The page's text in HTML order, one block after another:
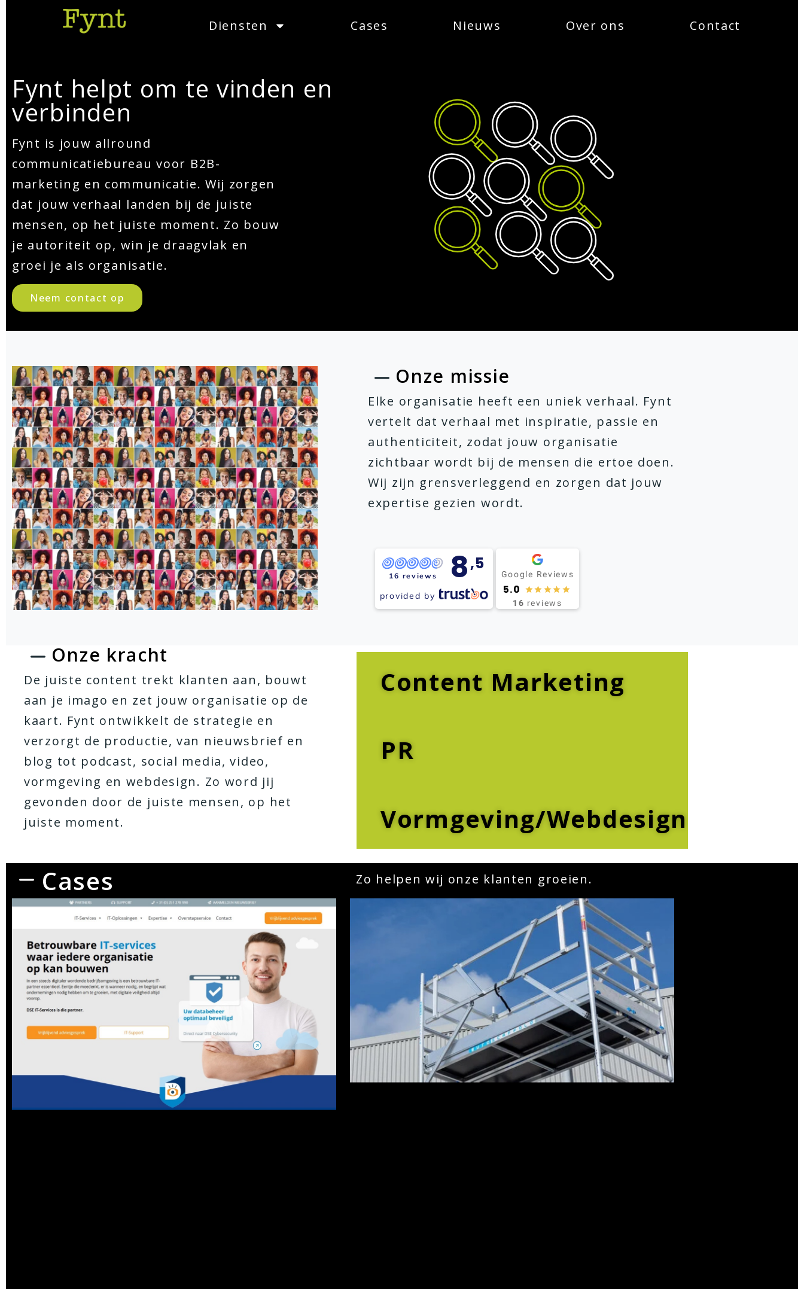
Diensten Cases Nieuws Over ons Contact
Fynt helpt om te vinden en
verbinden
Fynt is jouw allround
communicatiebureau voor B2B-
marketing en communicatie. Wij zorgen
dat jouw verhaal landen bij de juiste
mensen, op het juiste moment. Zo bouw
je autoriteit op, win je draagvlak en
groei je als organisatie.
Neem contact op
Onze missie
Elke organisatie heeft een uniek verhaal. Fynt
vertelt dat verhaal met inspiratie, passie en
authenticiteit, zodat jouw organisatie
zichtbaar wordt bij de mensen die ertoe doen.
Wij zijn grensverleggend en zorgen dat jouw
expertise gezien wordt.
16 reviews 8,5
provided by
Google Reviews
5.0
16 reviews
Onze kracht
De juiste content trekt klanten aan, bouwt
aan je imago en zet jouw organisatie op de
kaart. Fynt ontwikkelt de strategie en
verzorgt de productie, van nieuwsbrief en
blog tot podcast, social media, video,
vormgeving en webdesign. Zo word jij
gevonden door de juiste mensen, op het
juiste moment.
Content Marketing
PR
Vormgeving/Webdesign
Cases
Zo helpen wij onze klanten groeien.